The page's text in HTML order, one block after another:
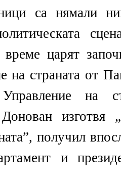
са нямали
царят
на страната от
на
изготвя
получил
и